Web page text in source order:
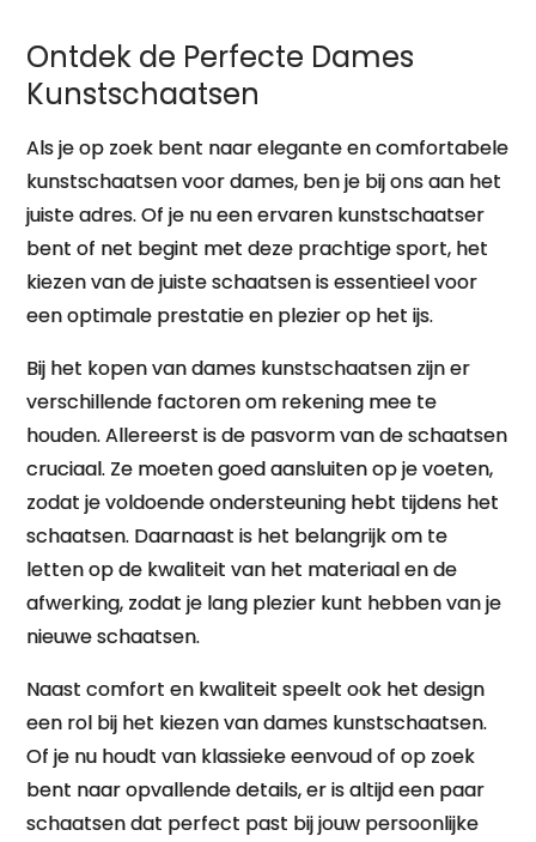
Ontdek de Perfecte Dames
Kunstschaatsen
Als je op zoek bent naar elegante en comfortabele
kunstschaatsen voor dames, ben je bij ons aan het
juiste adres. Of je nu een ervaren kunstschaatser
bent of net begint met deze prachtige sport, het
kiezen van de juiste schaatsen is essentieel voor
een optimale prestatie en plezier op het ijs.
Bij het kopen van dames kunstschaatsen zijn er
verschillende factoren om rekening mee te
houden. Allereerst is de pasvorm van de schaatsen
cruciaal. Ze moeten goed aansluiten op je voeten,
zodat je voldoende ondersteuning hebt tijdens het
schaatsen. Daarnaast is het belangrijk om te
letten op de kwaliteit van het materiaal en de
afwerking, zodat je lang plezier kunt hebben van je
nieuwe schaatsen.
Naast comfort en kwaliteit speelt ook het design
een rol bij het kiezen van dames kunstschaatsen.
Of je nu houdt van klassieke eenvoud of op zoek
bent naar opvallende details, er is altijd een paar
schaatsen dat perfect past bij jouw persoonlijke